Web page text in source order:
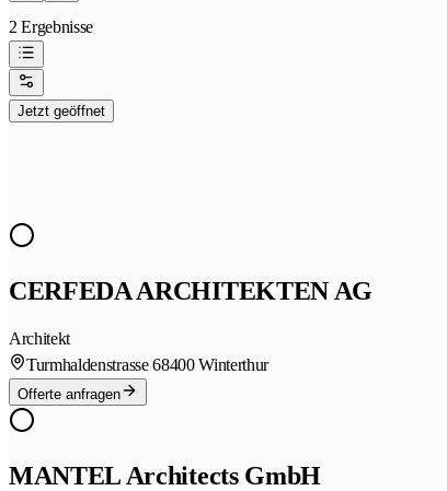
2 Ergebnisse
Jetzt geöffnet
CERFEDA ARCHITEKTEN AG
Architekt
Turmhaldenstrasse 68400 Winterthur
Offerte anfragen
MANTEL Architects GmbH